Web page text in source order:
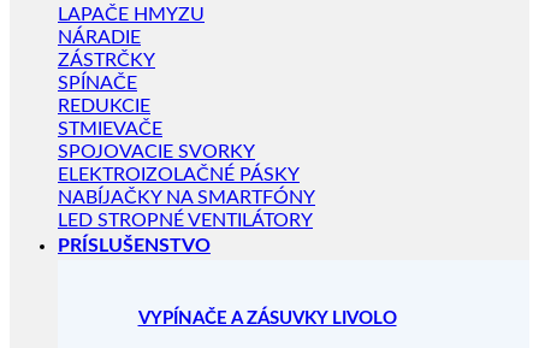
LAPAČE HMYZU
NÁRADIE
ZÁSTRČKY
SPÍNAČE
REDUKCIE
STMIEVAČE
SPOJOVACIE SVORKY
ELEKTROIZOLAČNÉ PÁSKY
NABÍJAČKY NA SMARTFÓNY
LED STROPNÉ VENTILÁTORY
PRÍSLUŠENSTVO
VYPÍNAČE A ZÁSUVKY LIVOLO